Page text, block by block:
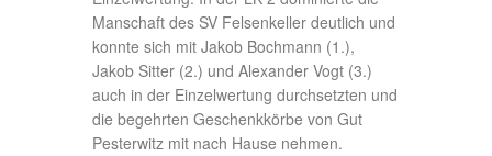
Manschaft des SV Felsenkeller deutlich und
konnte sich mit Jakob Bochmann (1.),
Jakob Sitter (2.) und Alexander Vogt (3.)
auch in der Einzelwertung durchsetzten und
die begehrten Geschenkkörbe von Gut
Pesterwitz mit nach Hause nehmen.